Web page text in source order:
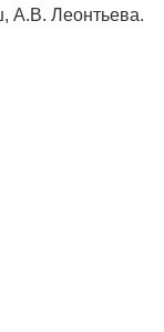
А.В. Леонтьева.